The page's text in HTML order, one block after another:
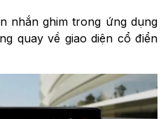
nhắn ghim trong ứng dụng
quay về giao diện cổ điển